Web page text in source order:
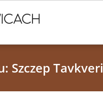
Szczep Tavkveri